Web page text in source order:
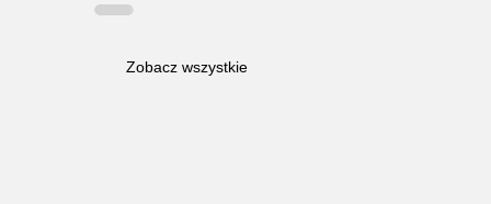
Zobacz wszystkie